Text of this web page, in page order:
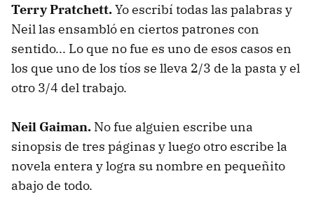
Terry Pratchett.Yo escribí todas las palabras y
Neil las ensambló en ciertos patrones con
sentido... Lo que no fue es uno de esos casos en
los que uno de los tíos se lleva 2/3 de la pasta y el
otro 3/4 del trabajo.
Neil Gaiman. No fue alguien escribe una
sinopsis de tres páginas y luego otro escribe la
novela entera y logra su nombre en pequeñito
abajo de todo.